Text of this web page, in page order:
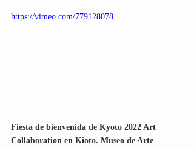
https://vimeo.com/779128078
Fiesta de bienvenida de Kyoto 2022 Art
Collaboration en Kioto. Museo de Arte